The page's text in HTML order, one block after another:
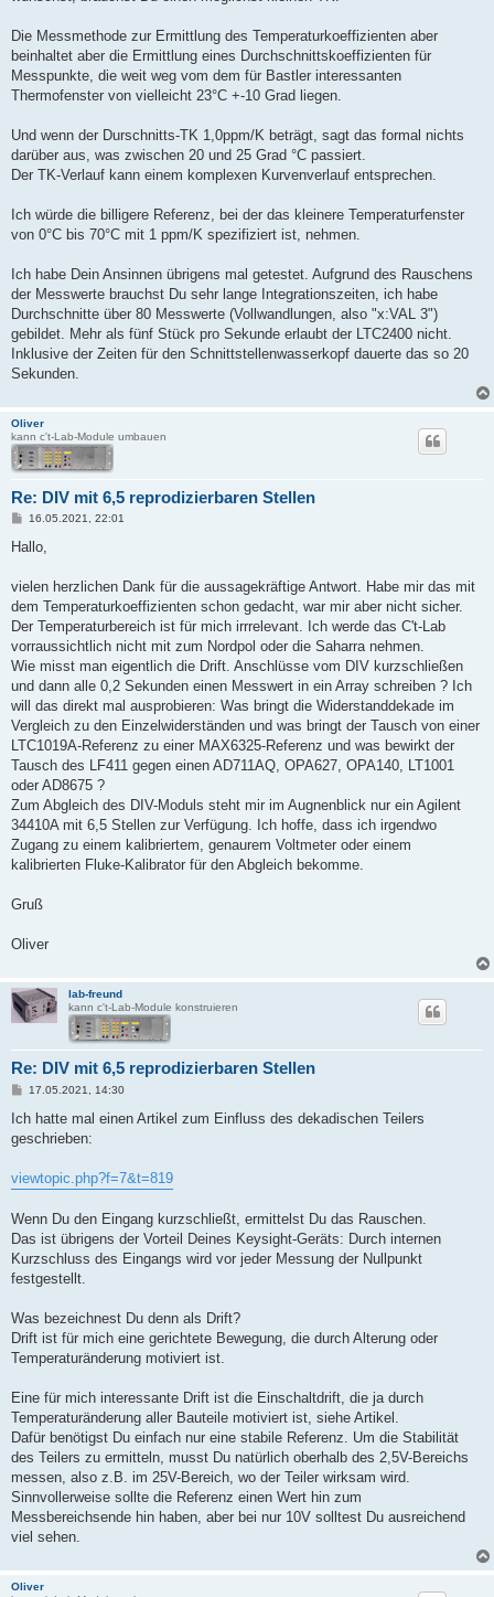
Die Messmethode zur Ermittlung des Temperaturkoeffizienten aber
beinhaltet aber die Ermittlung eines Durchschnittskoeffizienten für
Messpunkte, die weit weg vom dem für Bastler interessanten
Thermofenster von vielleicht 23°C +-10 Grad liegen.
Und wenn der Durschnitts-TK 1,0ppm/K beträgt, sagt das formal nichts
darüber aus, was zwischen 20 und 25 Grad °C passiert.
Der TK-Verlauf kann einem komplexen Kurvenverlauf entsprechen.
Ich würde die billigere Referenz, bei der das kleinere Temperaturfenster
von 0°C bis 70°C mit 1 ppm/K spezifiziert ist, nehmen.
Ich habe Dein Ansinnen übrigens mal getestet. Aufgrund des Rauschens
der Messwerte brauchst Du sehr lange Integrationszeiten, ich habe
Durchschnitte über 80 Messwerte (Vollwandlungen, also "x:VAL 3")
gebildet. Mehr als fünf Stück pro Sekunde erlaubt der LTC2400 nicht.
Inklusive der Zeiten für den Schnittstellenwasserkopf dauerte das so 20
Sekunden.
Oliver
kann c't-Lab-Module umbauen
Re: DIV mit 6,5 reprodizierbaren Stellen
B
i
a
16.05.2021, 22:01
Hallo,
vielen herzlichen Dank für die aussagekräftige Antwort. Habe mir das mit
dem Temperaturkoeffizienten schon gedacht, war mir aber nicht sicher.
Der Temperaturbereich ist für mich irrrelevant. Ich werde das C't-Lab
vorraussichtlich nicht mit zum Nordpol oder die Saharra nehmen.
Wie misst man eigentlich die Drift. Anschlüsse vom DIV kurzschließen
und dann alle 0,2 Sekunden einen Messwert in ein Array schreiben ? Ich
will das direkt mal ausprobieren: Was bringt die Widerstanddekade im
Vergleich zu den Einzelwiderständen und was bringt der Tausch von einer
LTC1019A-Referenz zu einer MAX6325-Referenz und was bewirkt der
Tausch des LF411 gegen einen AD711AQ, OPA627, OPA140, LT1001
oder AD8675 ?
Zum Abgleich des DIV-Moduls steht mir im Augnenblick nur ein Agilent
34410A mit 6,5 Stellen zur Verfügung. Ich hoffe, dass ich irgendwo
Zugang zu einem kalibriertem, genaurem Voltmeter oder einem
kalibrierten Fluke-Kalibrator für den Abgleich bekomme.
Gruß
Oliver
lab-freund
kann c't-Lab-Module konstruieren
Re: DIV mit 6,5 reprodizierbaren Stellen
B
i
r
17.05.2021, 14:30
Ich hatte mal einen Artikel zum Einfluss des dekadischen Teilers
geschrieben:
viewtopic.php?f=7&t=819
Wenn Du den Eingang kurzschließt, ermittelst Du das Rauschen.
Das ist übrigens der Vorteil Deines Keysight-Geräts: Durch internen
Kurzschluss des Eingangs wird vor jeder Messung der Nullpunkt
festgestellt.
Was bezeichnest Du denn als Drift?
Drift ist für mich eine gerichtete Bewegung, die durch Alterung oder
Temperaturänderung motiviert ist.
Eine für mich interessante Drift ist die Einschaltdrift, die ja durch
Temperaturänderung aller Bauteile motiviert ist, siehe Artikel.
Dafür benötigst Du einfach nur eine stabile Referenz. Um die Stabilität
des Teilers zu ermitteln, musst Du natürlich oberhalb des 2,5V-Bereichs
messen, also z.B. im 25V-Bereich, wo der Teiler wirksam wird.
Sinnvollerweise sollte die Referenz einen Wert hin zum
Messbereichsende hin haben, aber bei nur 10V solltest Du ausreichend
viel sehen.
Oliver